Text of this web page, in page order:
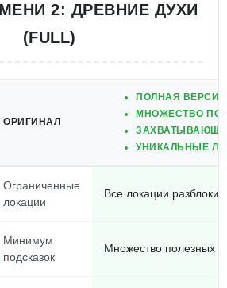
2: ДРЕВНИЕ ДУХИ
(FULL)
ОРИГИНАЛ
ПОЛНАЯ
МНОЖЕСТВО
УНИКАЛЬНЫЕ
Ограниченные
локации
Все локации
Минимум
подсказок
Множество полезных